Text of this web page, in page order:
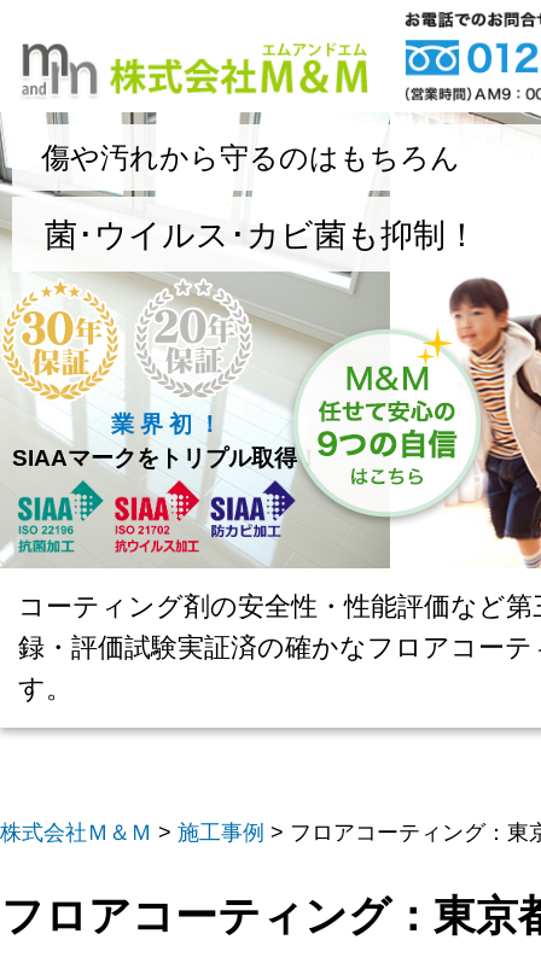
傷や汚れから守るのはもちろん
菌･ウイルス･カビ菌も抑制！
業 界 初 ！
SIAAマークをトリプル取得！
コーティング剤の安全性・性能評価など
録・評価試験実証済の確かなフロアコー
す。
株式会社Ｍ＆Ｍ > 施工事例 > フロアコーティング：
フロアコーティング：東